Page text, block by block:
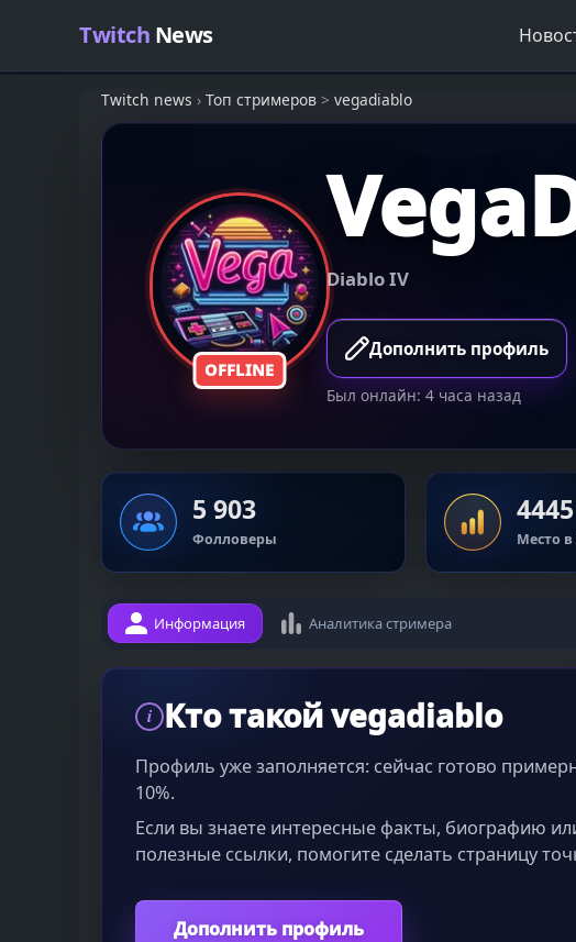
Twitch News
Twitch news › Топ стримеров > vegadiablo
OFFLINE
Diablo IV
Дополнить профиль
Был онлайн: 4 часа назад
5 903
Фолловеры
4445
Место в
Информация Аналитика стримера
i Кто такой vegadiablo
Профиль уже заполняется: сейчас готово
10%.
Если вы знаете интересные факты, биографию
полезные ссылки, помогите сделать страницу
Дополнить профиль